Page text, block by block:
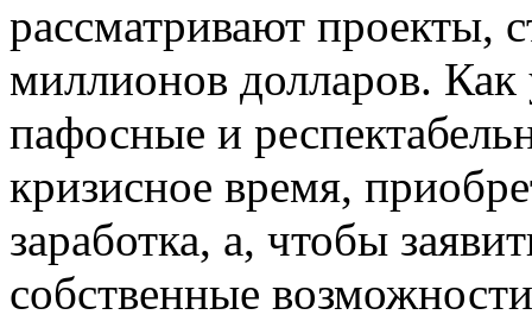
рассматривают проекты,
миллионов долларов.
пафосные и
кризисное время,
заработка, а, чтобы
собственные